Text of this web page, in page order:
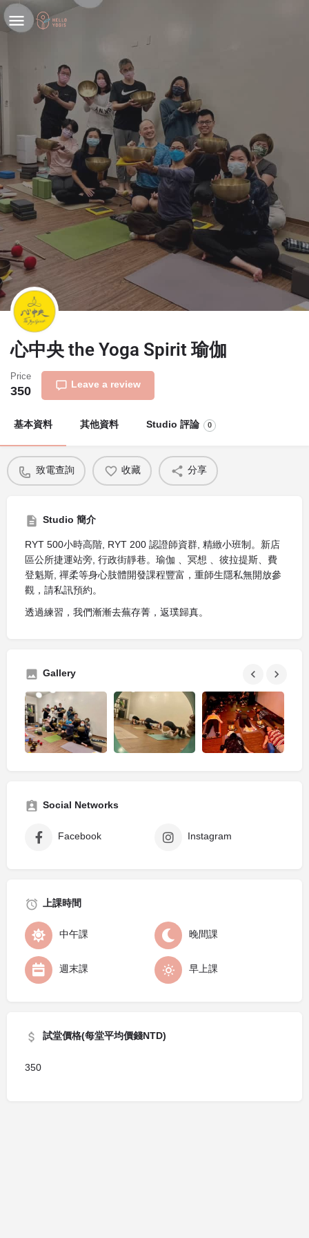
心中央 the Yoga Spirit 瑜伽
Price
350 Leave a review
基本資料 其他資料 Studio 評論 0
致電查詢 收藏 分享
Studio 簡介
RYT 500小時高階, RYT 200 認證師資群, 精緻小班制。新店
區公所捷運站旁, 行政街靜巷。瑜伽 、冥想 、彼拉提斯、費
登魁斯, 禪柔等身心肢體開發課程豐富，重師生隱私無開放參
觀，請私訊預約。
透過練習，我們漸漸去蕪存菁，返璞歸真。
Gallery
Social Networks
Facebook Instagram
上課時間
中午課 晚間課
週末課 早上課
試堂價格(每堂平均價錢NTD)
350